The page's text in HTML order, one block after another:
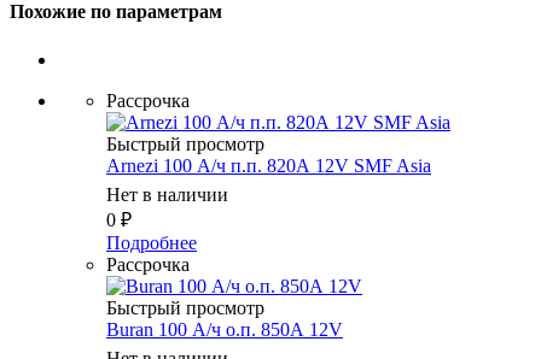
Похожие по параметрам
Рассрочка
Быстрый просмотр
Arnezi 100 А/ч п.п. 820А 12V SMF Asia
Нет в наличии
0 ₽
Подробнее
Рассрочка
Быстрый просмотр
Buran 100 А/ч о.п. 850А 12V